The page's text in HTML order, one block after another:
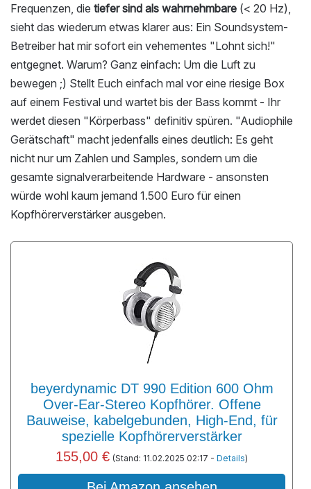
Frequenzen, die tiefer sind als wahrnehmbare (< 20 Hz),
sieht das wiederum etwas klarer aus: Ein Soundsystem-
Betreiber hat mir sofort ein vehementes "Lohnt sich!"
entgegnet. Warum? Ganz einfach: Um die Luft zu
bewegen ;) Stellt Euch einfach mal vor eine riesige Box
auf einem Festival und wartet bis der Bass kommt - Ihr
werdet diesen "Körperbass" definitiv spüren. "Audiophile
Gerätschaft" macht jedenfalls eines deutlich: Es geht
nicht nur um Zahlen und Samples, sondern um die
gesamte signalverarbeitende Hardware - ansonsten
würde wohl kaum jemand 1.500 Euro für einen
Kopfhörerverstärker ausgeben.
beyerdynamic DT 990 Edition 600 Ohm
Over-Ear-Stereo Kopfhörer. Offene
Bauweise, kabelgebunden, High-End, für
spezielle Kopfhörerverstärker
155,00 € (Stand: 11.02.2025 02:17 -Details)